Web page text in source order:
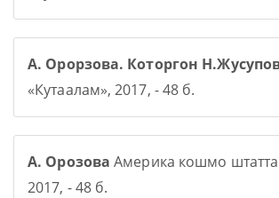
А. Орорзова. Которгон
«Кутаалам», 2017, - 48 б.
А. Орозова Америка кошмо
2017, - 48 б.